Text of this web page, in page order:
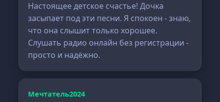
Настоящее детское счастье! Дочка
засыпает под эти песни. Я спокоен - знаю,
что она слышит только хорошее.
Слушать радио онлайн без регистрации -
просто и надёжно.
Мечтатель2024